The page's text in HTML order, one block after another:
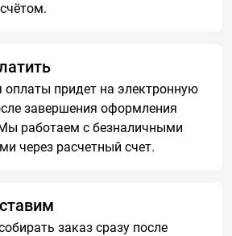
оплаты придет на электронную
завершения оформления
работаем с безналичными
через расчетный счет.
заказ сразу после